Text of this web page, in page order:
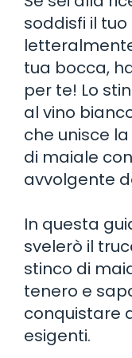
soddisfi il
tua bocca,
per te! Lo
al vino
che unisce
di maiale
avvolgente
In questa
svelerò il
stinco di
tenero e
conquistare
esigenti.